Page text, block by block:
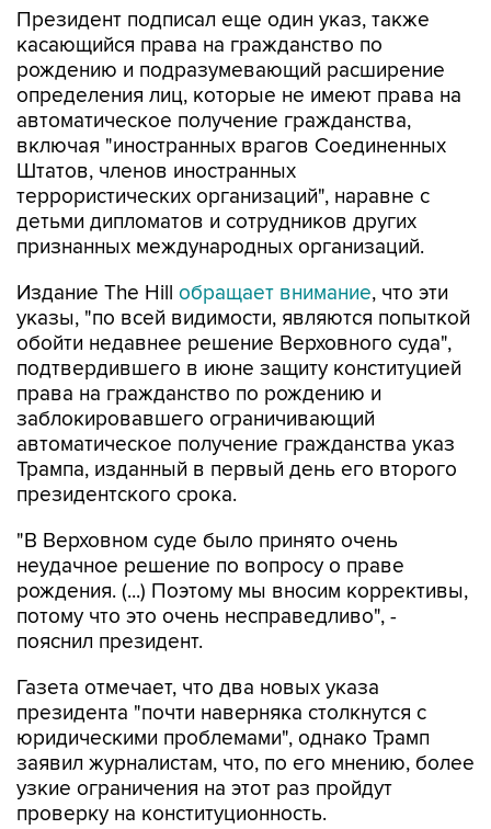
Президент подписал еще один указ, также
касающийся права на гражданство по
рождению и подразумевающий расширение
определения лиц, которые не имеют права на
автоматическое получение гражданства,
включая "иностранных врагов Соединенных
Штатов, членов иностранных
террористических организаций", наравне с
детьми дипломатов и сотрудников других
признанных международных организаций.
Издание The Hill обращает внимание, что эти
указы, "по всей видимости, являются попыткой
обойти недавнее решение Верховного суда",
подтвердившего в июне защиту конституцией
права на гражданство по рождению и
заблокировавшего ограничивающий
автоматическое получение гражданства указ
Трампа, изданный в первый день его второго
президентского срока.
"В Верховном суде было принято очень
неудачное решение по вопросу о праве
рождения. (...) Поэтому мы вносим коррективы,
потому что это очень несправедливо", -
пояснил президент.
Газета отмечает, что два новых указа
президента "почти наверняка столкнутся с
юридическими проблемами", однако Трамп
заявил журналистам, что, по его мнению, более
узкие ограничения на этот раз пройдут
проверку на конституционность.